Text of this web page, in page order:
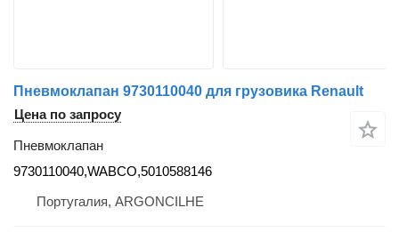
Пневмоклапан 9730110040 для грузовика Renault
Цена по запросу
Пневмоклапан
9730110040,WABCO,5010588146
Португалия, ARGONCILHE